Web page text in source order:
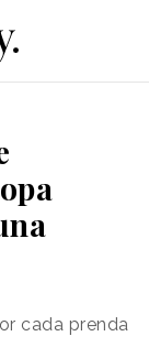
cada prenda